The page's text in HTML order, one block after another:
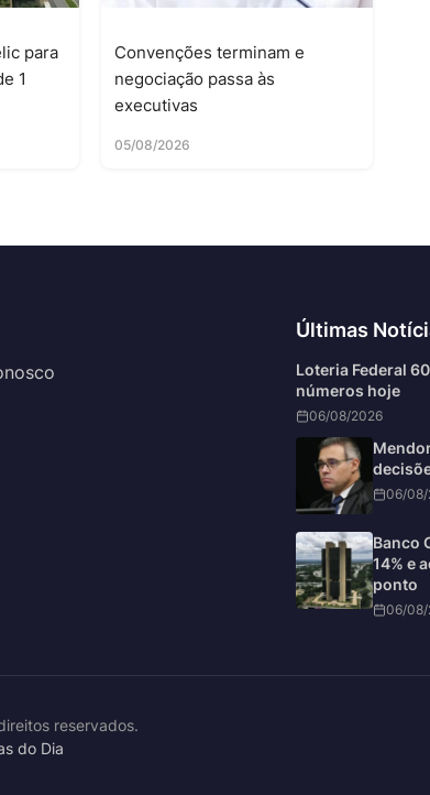
para
1
Convenções terminam e
negociação passa às
executivas
05/08/2026
Últimas
Loteria Federal
números hoje
06/08/2026
06/08/
Banco
14% e
ponto
06/08/
reservados.
do Dia